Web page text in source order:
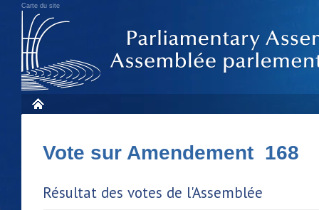
Carte du site
Vote sur Amendement 168
Résultat des votes de l'Assemblée